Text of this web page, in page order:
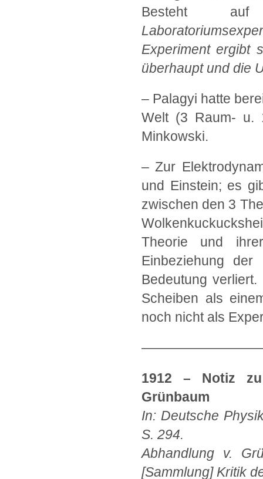
Besteht
Experiment ergibt
überhaupt und die
– Palagyi hatte
Welt (3 Raum- u.
Minkowski.
– Zur
und Einstein; es
zwischen den 3
Theorie und
Einbeziehung der
Bedeutung
Scheiben als
noch nicht als
1912 – Notiz
Grünbaum
In: Deutsche
S. 294.
Abhandlung v.
[Sammlung] Kritik